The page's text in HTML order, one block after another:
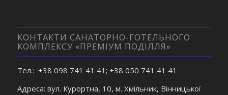
КОНТАКТИ САНАТОРНО-ГОТЕЛЬНОГО
КОМПЛЕКСУ «ПРЕМІУМ ПОДІЛЛЯ»
Тел.: +38 098 741 41 41; +38 050 741 41 41
Адреса: вул. Курортна, 10, м. Хмільник, Вінницької